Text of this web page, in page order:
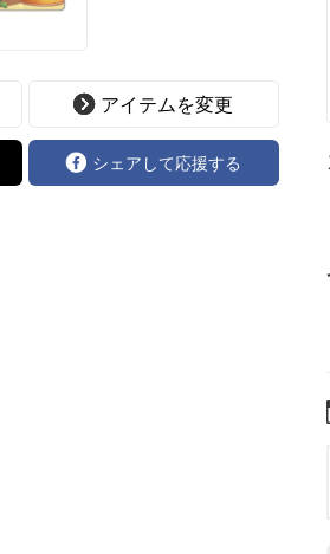
アイテムを変更
シェアして応援する